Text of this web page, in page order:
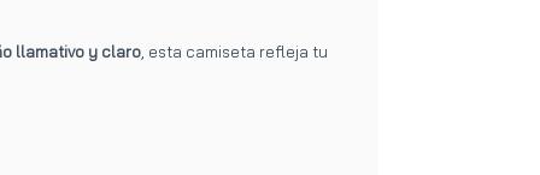
llamativo y claro , esta camiseta refleja tu